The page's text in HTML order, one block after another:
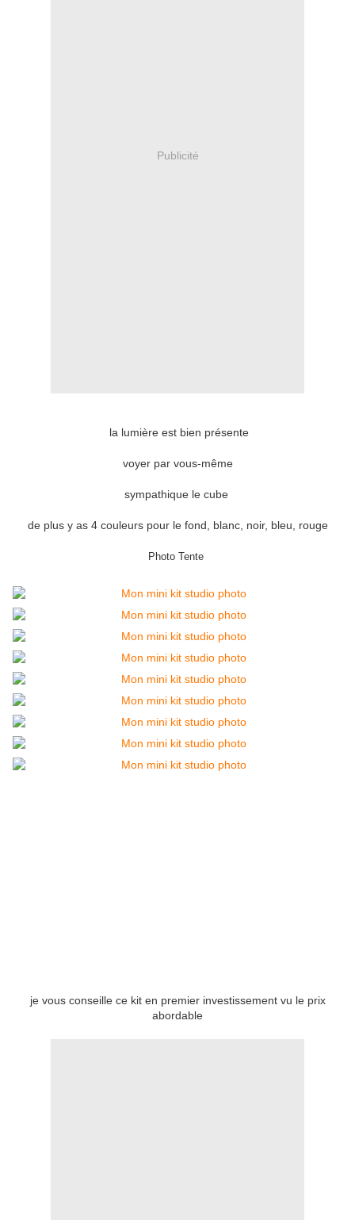
Publicité
la lumière est bien présente
voyer par vous-même
sympathique le cube
de plus y as 4 couleurs pour le fond, blanc, noir, bleu, rouge
Photo Tente
je vous conseille ce kit en premier investissement vu le prix
abordable